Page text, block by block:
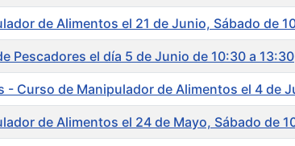
de Alimentos el 21 de Junio, Sábado de
Pescadores el día 5 de Junio de 10:30 a 13:30
Curso de Manipulador de Alimentos el 4 de
de Alimentos el 24 de Mayo, Sábado de